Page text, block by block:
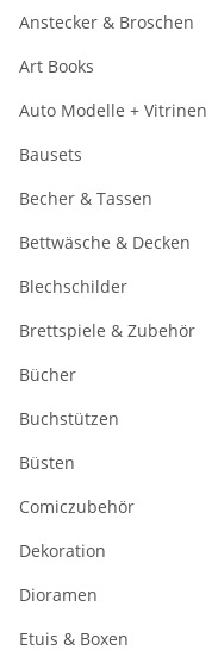
Anstecker & Broschen
Art Books
Auto Modelle + Vitrinen
Bausets
Becher & Tassen
Bettwäsche & Decken
Blechschilder
Brettspiele & Zubehör
Bücher
Buchstützen
Büsten
Comiczubehör
Dekoration
Dioramen
Etuis & Boxen